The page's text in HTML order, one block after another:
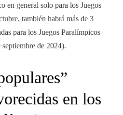
en general solo para los Juegos
también habrá más de 3
para los Juegos Paralímpicos
de 2024).
en los